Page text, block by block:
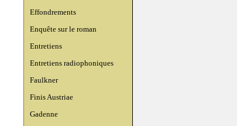
Effondrements
Enquête sur le roman
Entretiens
Entretiens radiophoniques
Faulkner
Finis Austriae
Gadenne